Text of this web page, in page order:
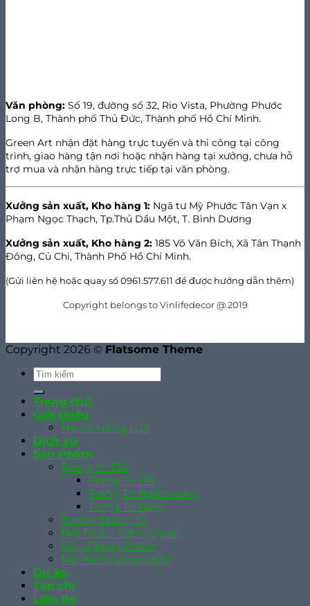
Văn phòng: Số 19, đường số 32, Rio Vista, Phường Phước
Long B, Thành phố Thủ Đức, Thành phố Hồ Chí Minh.
Green Art nhận đặt hàng trực tuyến và thi công tại công
trình, giao hàng tận nơi hoặc nhận hàng tại xưởng, chưa hỗ
trợ mua và nhận hàng trực tiếp tại văn phòng.
Xưởng sản xuất, Kho hàng 1: Ngã tư Mỹ Phước Tân Vạn x
Phạm Ngọc Thạch, Tp.Thủ Dầu Một, T. Bình Dương
Xưởng sản xuất, Kho hàng 2: 185 Võ Văn Bích, Xã Tân Thạnh
Đông, Củ Chi, Thành Phố Hồ Chí Minh.
(Gửi liên hệ hoặc quay số 0961.577.611 để được hướng dẫn thêm)
Copyright belongs to Vinlifedecor @ 2019
Copyright 2026 © Flatsome Theme
Trang chủ
Giới thiệu
Hồ Sơ Năng Lực
Dịch vụ
Sản Phẩm
Trang Trí Tết
Trang Trí Tết
Trang Trí Halloween
Trang Trí Noel
Tượng Trang Trí
Nội Thất – Cảnh Quan
Gỗ – Epoxy Resin
Mô Hình Composite
Dự án
Tạp chí
Liên hệ